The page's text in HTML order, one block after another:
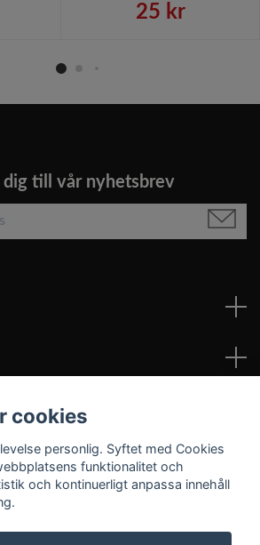
25 kr
dig till vår nyhetsbrev
cookies
personlig. Syftet med Cookies
funktionalitet och
och kontinuerligt anpassa innehåll